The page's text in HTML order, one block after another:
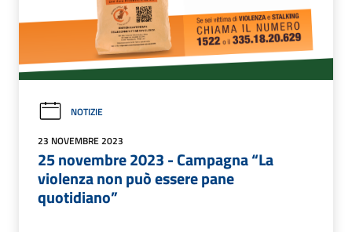
NOTIZIE
23 NOVEMBRE 2023
25 novembre 2023 - Campagna “La
violenza non può essere pane
quotidiano”